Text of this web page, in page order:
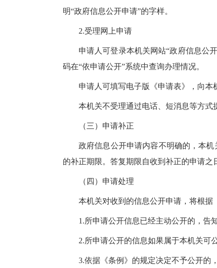
明“政府信息公开申请”的字样。
2.受理网上申请
申请人可登录本机关网站“政府信息公
码在“依申请公开”系统中查询办理情况。
申请人可填写电子版《申请表》，向本
本机关不受理通过电话、短消息等方式
（三）申请补正
政府信息公开申请内容不明确的，本
的补正期限。答复期限自收到补正的申请之
（四）申请处理
本机关对收到的信息公开申请，将根据
1.所申请公开信息已经主动公开的，告
2.所申请公开的信息如果属于本机关可
3.依据《条例》的规定决定不予公开的